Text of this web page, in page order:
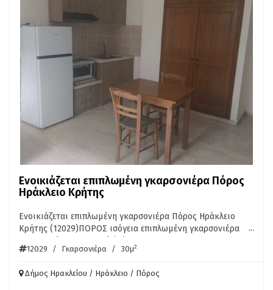
Ενοικιάζεται επιπλωμένη γκαρσονιέρα Πόρος
Ηράκλειο Κρήτης
Ενοικιάζεται επιπλωμένη γκαρσονιέρα Πόρος Ηράκλειο
Κρήτης (12029)ΠΟΡΟΣ ισόγεια επιπλωμένη γκαρσονιέρα
ΠΕΤΡΑΚΗΣ 6976754100
...
12029 / Γκαρσονιέρα / 30μ2
Δήμος Ηρακλείου / Ηράκλειο / Πόρος